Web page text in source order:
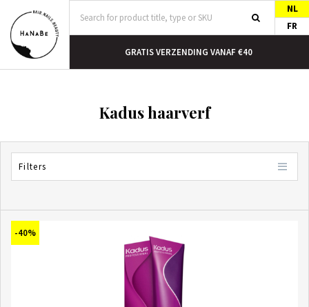
NL
FR
HUIS GRATIS VERZENDING VANAF €40
Kadus haarverf
Filters
-40%